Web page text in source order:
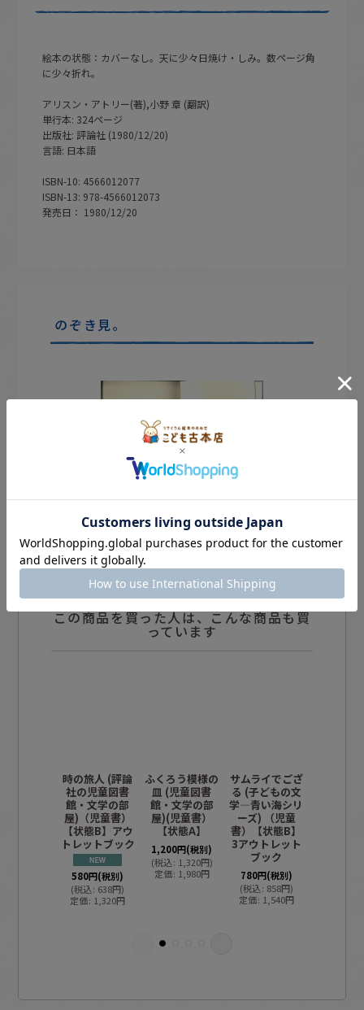
絵本の状態：カバーなし。天に少々日焼け・しみ。数ページ角
に少々折れ。
アリスン・アトリー(著),小野 章 (翻訳)
単行本: 324ページ
出版社: 評論社 (1980/12/20)
言語: 日本語
ISBN-10: 4566012077
ISBN-13: 978-4566012073
発売日： 1980/12/20
のぞき見。
この商品を買った人は、こんな商品も買
っています
時の旅人 (評論
社の児童図書
館・文学の部
屋)（児童書）
【状態B】アウ
トレットブック
580円(税別)
(税込: 638円)
定価: 1,320円
ふくろう模様の
皿 (児童図書
館・文学の部
屋)(児童書）
【状態A】
1,200円(税別)
(税込: 1,320円)
定価: 1,980円
サムライでござ
る (子どもの文
学―青い海シリ
ーズ) （児童
書）【状態B】
3アウトレット
ブック
780円(税別)
(税込: 858円)
定価: 1,540円